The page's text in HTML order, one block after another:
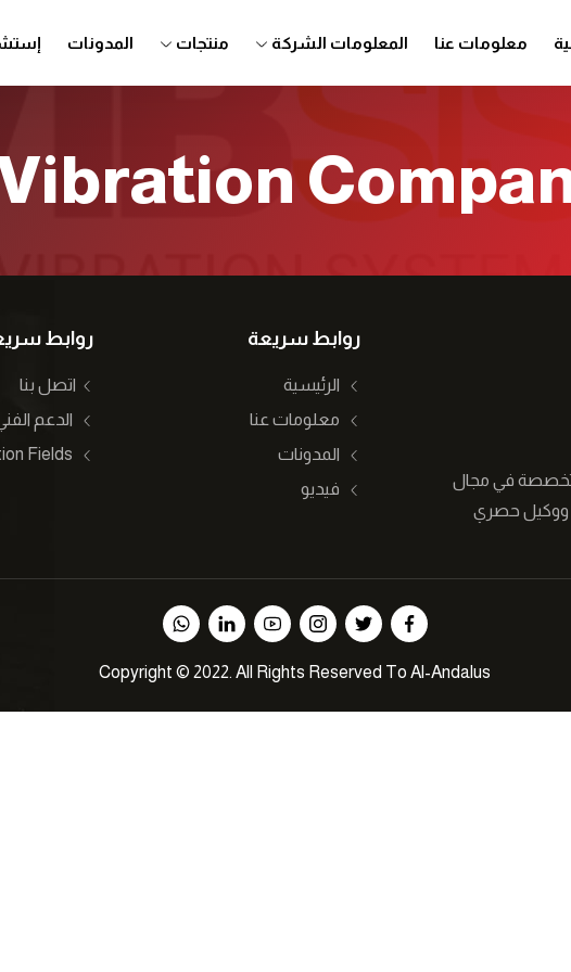
معلومات عنا المعلومات الشركة منتجات المدونات
متخصصة في مجال
ووكيل حصري
روابط سريعة
الرئيسية
معلومات عنا
المدونات
فيديو
روابط
اتصل بنا
الدعم
Copyright © 2022. All Rights Reserved To Al-Andalus